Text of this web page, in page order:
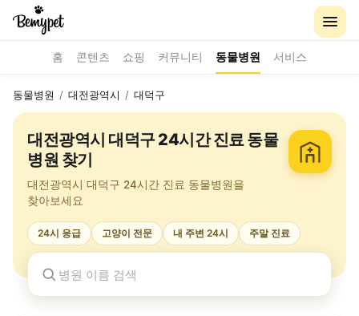
홈 콘텐츠 쇼핑 커뮤니티 동물병원 서비스
동물병원 / 대전광역시 / 대덕구
대전광역시 대덕구 24시간 진료 동물
병원 찾기
대전광역시 대덕구 24시간 진료 동물병원을
찾아보세요
24시 응급 고양이 전문 내 주변 24시 주말 진료